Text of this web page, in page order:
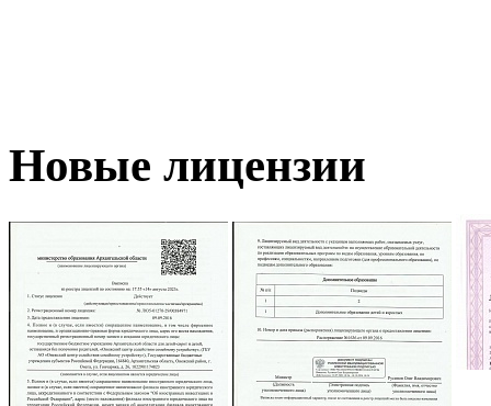
Новые лицензии